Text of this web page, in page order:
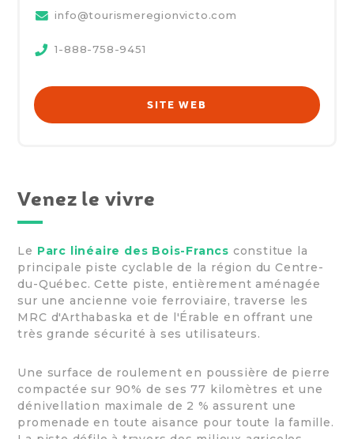
info@tourismeregionvicto.com
1-888-758-9451
SITE WEB
Venez le vivre
Le Parc linéaire des Bois-Francs constitue la
principale piste cyclable de la région du Centre-
du-Québec. Cette piste, entièrement aménagée
sur une ancienne voie ferroviaire, traverse les
MRC d'Arthabaska et de l'Érable en offrant une
très grande sécurité à ses utilisateurs.
Une surface de roulement en poussière de pierre
compactée sur 90% de ses 77 kilomètres et une
dénivellation maximale de 2 % assurent une
promenade en toute aisance pour toute la famille.